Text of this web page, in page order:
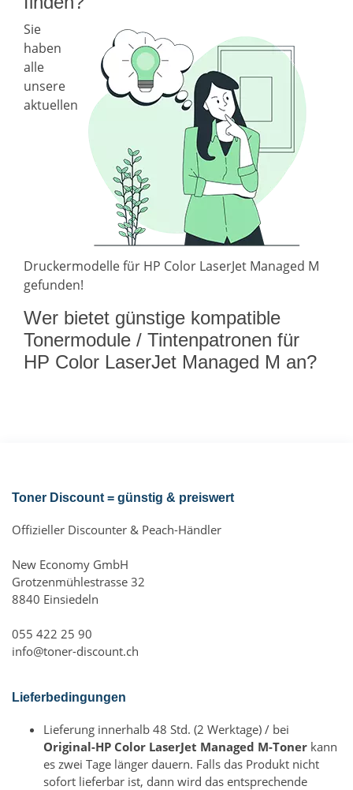
Sie
haben
alle
unsere
aktuellen
Druckermodelle für HP Color LaserJet Managed M
gefunden!
Wer bietet günstige kompatible
Tonermodule / Tintenpatronen für
HP Color LaserJet Managed M an?
Toner Discount = günstig & preiswert
Offizieller Discounter & Peach-Händler
New Economy GmbH
Grotzenmühlestrasse 32
8840 Einsiedeln
055 422 25 90
info@toner-discount.ch
Lieferbedingungen
Lieferung innerhalb 48 Std. (2 Werktage) / bei
Original-HP Color LaserJet Managed M-Toner kann
es zwei Tage länger dauern. Falls das Produkt nicht
sofort lieferbar ist, dann wird das entsprechende